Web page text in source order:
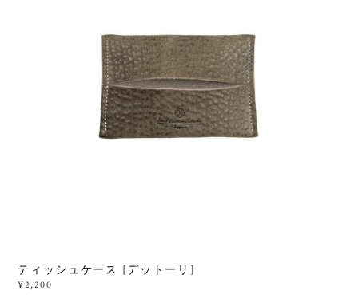
ティッシュケース [デットーリ]
¥2,200